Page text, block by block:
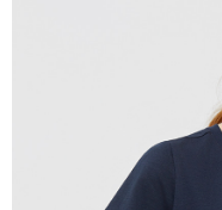
每筆NT$120，滿